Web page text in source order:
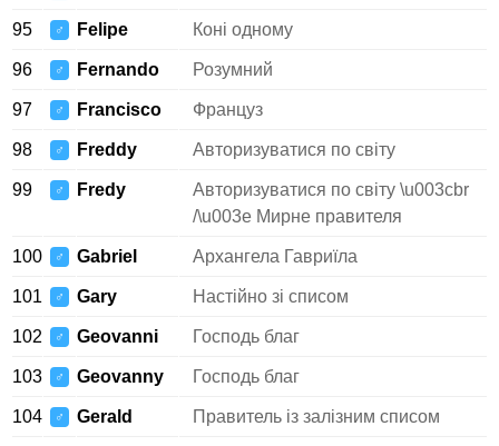
95 ♂ Felipe Коні одному
96 ♂ Fernando Розумний
97 ♂ Francisco Француз
98 ♂ Freddy Авторизуватися по світу
99 ♂ Fredy
Авторизуватися по світу \u003cbr
/\u003e Мирне правителя
100 ♂ Gabriel Архангела Гавриїла
101 ♂ Gary Настійно зі списом
102 ♂ Geovanni Господь благ
103 ♂ Geovanny Господь благ
104 ♂ Gerald Правитель із залізним списом